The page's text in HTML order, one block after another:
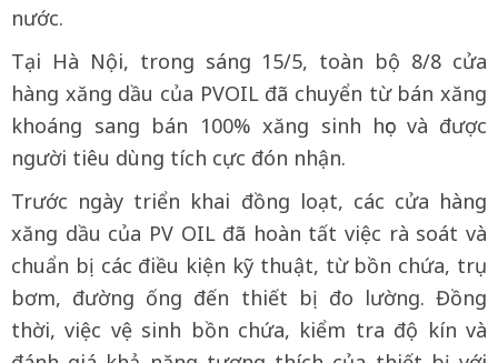
nước.
Tại Hà Nội, trong sáng 15/5, toàn bộ 8/8 cửa
hàng xăng dầu của PVOIL đã chuyển từ bán xăng
khoáng sang bán 100% xăng sinh học và được
người tiêu dùng tích cực đón nhận.
Trước ngày triển khai đồng loạt, các cửa hàng
xăng dầu của PV OIL đã hoàn tất việc rà soát và
chuẩn bị các điều kiện kỹ thuật, từ bồn chứa, trụ
bơm, đường ống đến thiết bị đo lường. Đồng
thời, việc vệ sinh bồn chứa, kiểm tra độ kín và